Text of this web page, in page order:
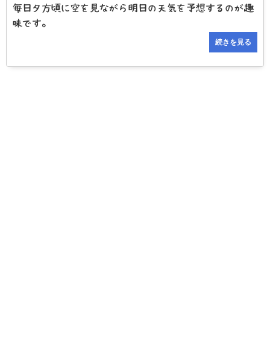
毎日夕方頃に空を見ながら明日の天気を予想するのが趣
味です。
続きを見る